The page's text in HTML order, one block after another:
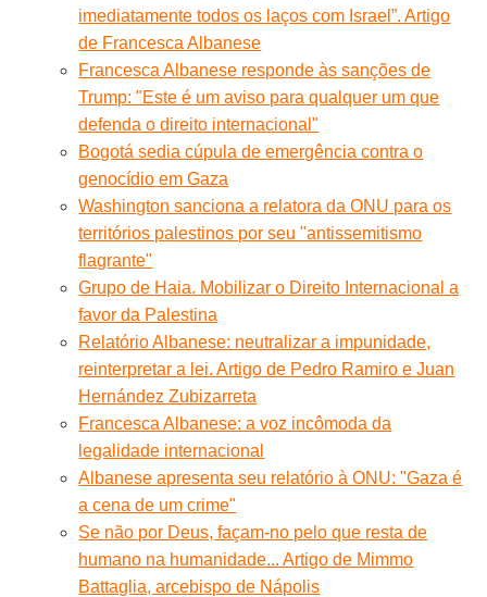
imediatamente todos os laços com Israel”. Artigo
de Francesca Albanese
Francesca Albanese responde às sanções de
Trump: "Este é um aviso para qualquer um que
defenda o direito internacional"
Bogotá sedia cúpula de emergência contra o
genocídio em Gaza
Washington sanciona a relatora da ONU para os
territórios palestinos por seu "antissemitismo
flagrante"
Grupo de Haia. Mobilizar o Direito Internacional a
favor da Palestina
Relatório Albanese: neutralizar a impunidade,
reinterpretar a lei. Artigo de Pedro Ramiro e Juan
Hernández Zubizarreta
Francesca Albanese: a voz incômoda da
legalidade internacional
Albanese apresenta seu relatório à ONU: "Gaza é
a cena de um crime"
Se não por Deus, façam-no pelo que resta de
humano na humanidade... Artigo de Mimmo
Battaglia, arcebispo de Nápolis